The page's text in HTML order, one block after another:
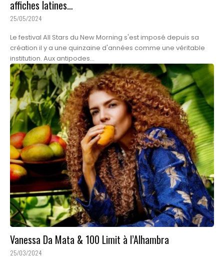
affiches latines…
25/05/2024
Le festival All Stars du New Morning s'est imposé depuis sa
création il y a une quinzaine d'années comme une véritable
institution. Aux antipodes...
Vanessa Da Mata & 100 Limit à l’Alhambra
25/03/2024